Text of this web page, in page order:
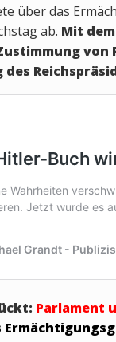
über das
ab. Mit
von
des
Parlament